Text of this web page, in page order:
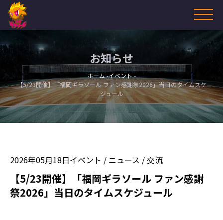
お知らせ
ホーム イベント
【5/23開催】「福岡ギラソール ファン感謝祭2026」当日のタイムスケ
ジュール
2026年05月18日イベント / ニュース /交流
【5/23開催】「福岡ギラソール ファン感謝
祭2026」当日のタイムスケジュール